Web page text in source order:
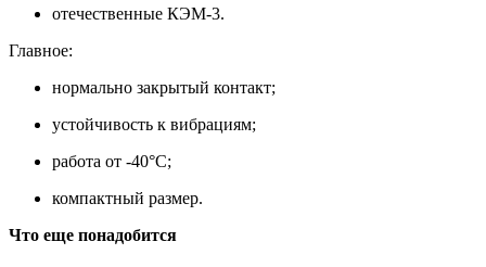
отечественные КЭМ-3.
Главное:
нормально закрытый контакт;
устойчивость к вибрациям;
работа от -40°C;
компактный размер.
Что еще понадобится